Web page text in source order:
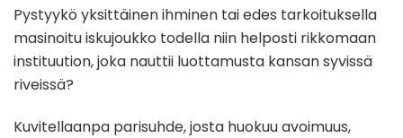
Pystyykö yksittäinen ihminen tai edes tarkoituksella
masinoitu iskujoukko todella niin helposti rikkomaan
instituution, joka nauttii luottamusta kansan syvissä
riveissä?
Kuvitellaanpa parisuhde, josta huokuu avoimuus,